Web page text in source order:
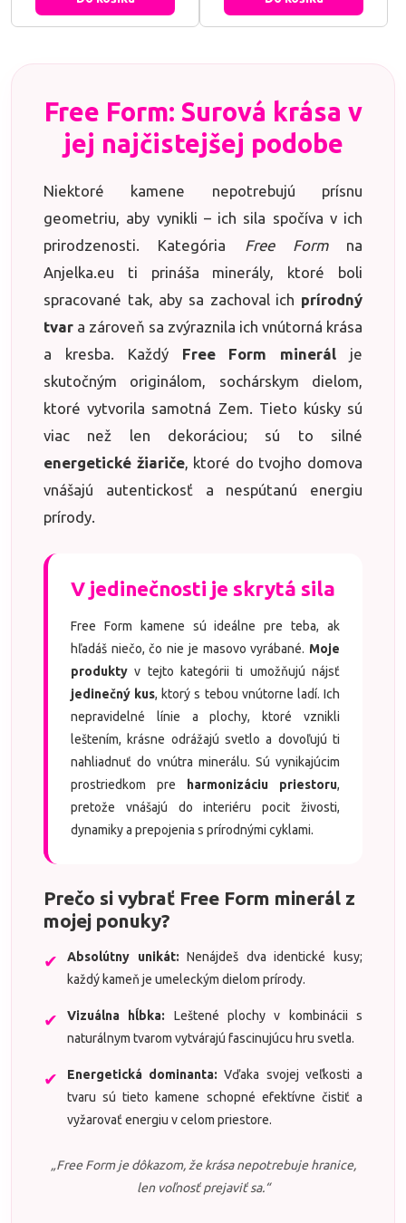
povrchu, aby sa stal tvojím
ochráni ťa pred negativitou a...
argumentovať, aby si mohol(a)
zvíťaziť v každej diskusii i
Free Form: Surová krása v
jej najčistejšej podobe
Niektoré kamene nepotrebujú prísnu
geometriu, aby vynikli – ich sila spočíva v ich
prirodzenosti. Kategória Free Formna
Anjelka.eu ti prináša minerály, ktoré boli
spracované tak, aby sa zachoval ich prírodný
tvar a zároveň sa zvýraznila ich vnútorná krása
a kresba. Každý Free Form minerál je
skutočným originálom, sochárskym dielom,
ktoré vytvorila samotná Zem. Tieto kúsky sú
viac než len dekoráciou; sú to silné
energetické žiariče, ktoré do tvojho domova
vnášajú autentickosť a nespútanú energiu
prírody.
V jedinečnosti je skrytá sila
Free Form kamene sú ideálne pre teba, ak
hľadáš niečo, čo nie je masovo vyrábané. Moje
produkty v tejto kategórii ti umožňujú nájsť
jedinečný kus, ktorý s tebou vnútorne ladí. Ich
nepravidelné línie a plochy, ktoré vznikli
leštením, krásne odrážajú svetlo a dovoľujú ti
nahliadnuť do vnútra minerálu. Sú vynikajúcim
prostriedkom pre
harmonizáciu priestoru,
pretože vnášajú do interiéru pocit živosti,
dynamiky a prepojenia s prírodnými cyklami.
Prečo si vybrať Free Form minerál z
mojej ponuky?
✔ Absolútny unikát: Nenájdeš dva identické kusy;
každý kameň je umeleckým dielom prírody.
✔ Vizuálna hĺbka: Leštené plochy v kombinácii s
naturálnym tvarom vytvárajú fascinujúcu hru svetla.
✔ Energetická dominanta: Vďaka svojej veľkosti a
tvaru sú tieto kamene schopné efektívne čistiť a
vyžarovať energiu v celom priestore.
„Free Form je dôkazom, že krása nepotrebuje hranice,
len voľnosť prejaviť sa.“